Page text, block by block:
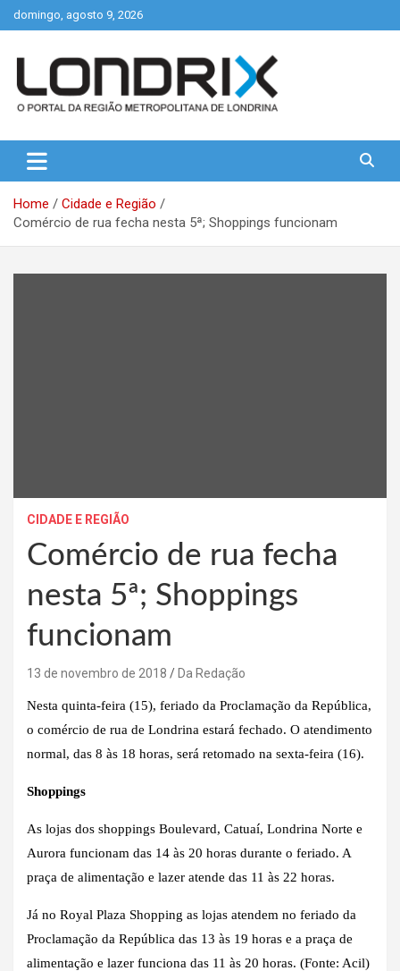
Skip
to
domingo, agosto 9, 2026
Londrix
Home
Cidade e Região
Comércio de rua fecha nesta 5ª; Shoppings funcionam
CIDADE E REGIÃO
Comércio de rua fecha
nesta 5ª; Shoppings
funcionam
13 de novembro de 2018 Da Redação
Nesta quinta-feira (15), feriado da Proclamação da República,
o comércio de rua de Londrina estará fechado. O atendimento
normal, das 8 às 18 horas, será retomado na sexta-feira (16).
Shoppings
As lojas dos shoppings Boulevard, Catuaí, Londrina Norte e
Aurora funcionam das 14 às 20 horas durante o feriado. A
praça de alimentação e lazer atende das 11 às 22 horas.
Já no Royal Plaza Shopping as lojas atendem no feriado da
Proclamação da República das 13 às 19 horas e a praça de
alimentação e lazer funciona das 11 às 20 horas. (Fonte: Acil)